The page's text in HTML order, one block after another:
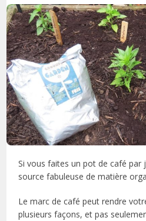
Si vous faites un pot de café par
source fabuleuse de matière
Le marc de café peut rendre
plusieurs façons, et pas